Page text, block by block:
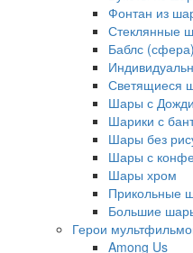
Фонтан из
Стеклянные
Баблс (сфера)
Светящиеся
Шары с
Шарики с
Шары без
Шары с
Шары хром
Прикольные
Большие
Герои
Among Us